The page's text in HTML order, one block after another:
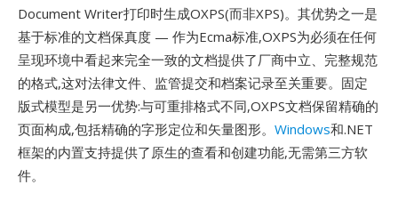
Document Writer打印时生成OXPS(而非XPS)。其优势之一是
基于标准的文档保真度 — 作为Ecma标准,OXPS为必须在任何
呈现环境中看起来完全一致的文档提供了厂商中立、完整规范
的格式,这对法律文件、监管提交和档案记录至关重要。固定
版式模型是另一优势:与可重排格式不同,OXPS文档保留精确的
页面构成,包括精确的字形定位和矢量图形。 Windows和.NET
框架的内置支持提供了原生的查看和创建功能,无需第三方软
件。